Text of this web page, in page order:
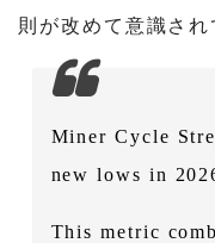
則が改めて意識され
Miner Cycle
new lows in
This metric